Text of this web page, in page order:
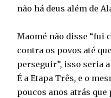
não há deus além de
Maomé não disse “fui
contra os povos até
perseguir”, isso seria
É a Etapa Três, e o
poucos anos atrás que